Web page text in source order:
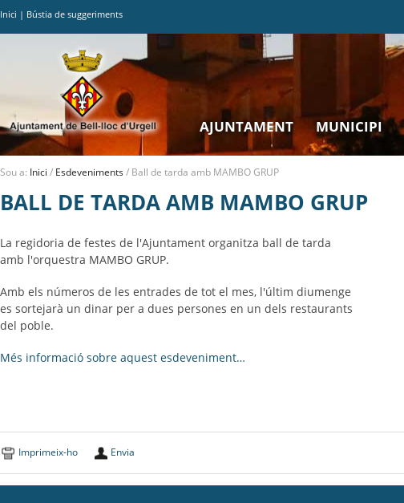
Inici | Bústia de suggeriments
AJUNTAMENT MUNICIPI
Sou a: Inici / Esdeveniments/ Ball de tarda amb MAMBO GRUP
BALL DE TARDA AMB MAMBO GRUP
La regidoria de festes de l'Ajuntament organitza ball de tarda
amb l'orquestra MAMBO GRUP.
Amb els números de les entrades de tot el mes, l'últim diumenge
es sortejarà un dinar per a dues persones en un dels restaurants
del poble.
Més informació sobre aquest esdeveniment…
Imprimeix-ho Envia